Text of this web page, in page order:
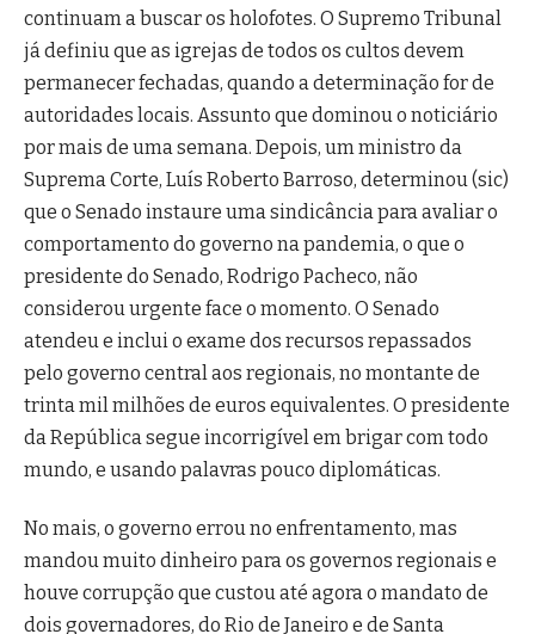
continuam a buscar os holofotes. O Supremo Tribunal
já definiu que as igrejas de todos os cultos devem
permanecer fechadas, quando a determinação for de
autoridades locais. Assunto que dominou o noticiário
por mais de uma semana. Depois, um ministro da
Suprema Corte, Luís Roberto Barroso, determinou (sic)
que o Senado instaure uma sindicância para avaliar o
comportamento do governo na pandemia, o que o
presidente do Senado, Rodrigo Pacheco, não
considerou urgente face o momento. O Senado
atendeu e inclui o exame dos recursos repassados
pelo governo central aos regionais, no montante de
trinta mil milhões de euros equivalentes. O presidente
da República segue incorrigível em brigar com todo
mundo, e usando palavras pouco diplomáticas.
No mais, o governo errou no enfrentamento, mas
mandou muito dinheiro para os governos regionais e
houve corrupção que custou até agora o mandato de
dois governadores, do Rio de Janeiro e de Santa